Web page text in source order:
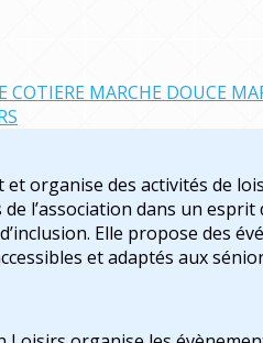
COTIERE MARCHE DOUCE
et organise des activités de
l’association dans un esprit
Elle propose des
et adaptés aux